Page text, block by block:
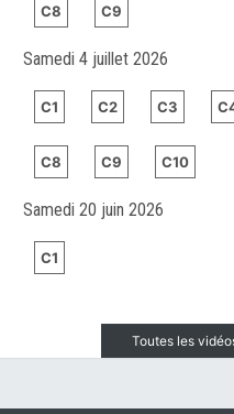
C8 C9
Samedi 4 juillet 2026
C1 C2 C3
C8 C9 C10
Samedi 20 juin 2026
C1
Toutes les